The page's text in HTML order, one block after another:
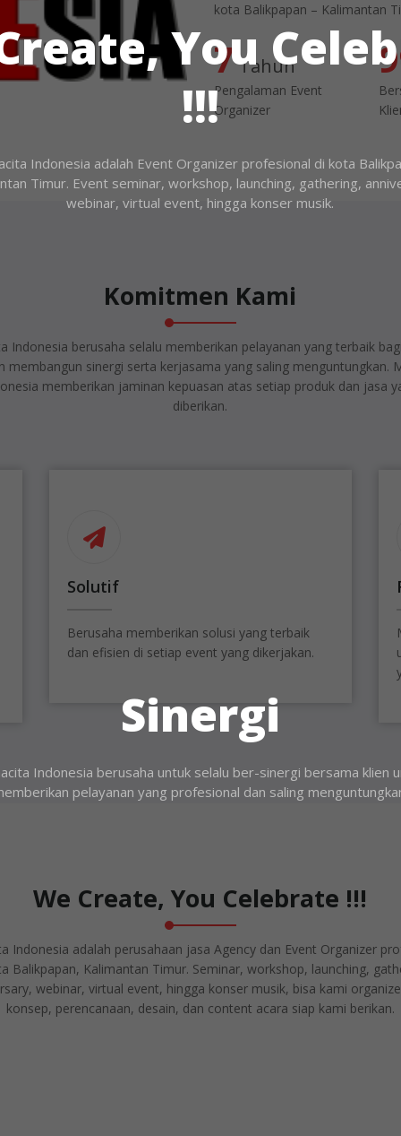
You
!!!
Indonesia adalah Event Organizer profesional di kota
Timur. Event seminar, workshop, launching, gathering,
webinar, virtual event, hingga konser musik.
Sinergi
Indonesia berusaha untuk selalu ber-sinergi bersama klien
pelayanan yang profesional dan saling
kota Balikpapan – Kalimantan
7Tahun
Pengalaman Event
Organizer
Komitmen Kami
Indonesia berusaha selalu memberikan pelayanan yang terbaik
membangun sinergi serta kerjasama yang saling menguntungkan.
memberikan jaminan kepuasan atas setiap produk dan jasa
diberikan.
Solutif
Berusaha memberikan solusi yang terbaik
dan efisien di setiap event yang dikerjakan.
We Create, You Celebrate !!!
Indonesia adalah perusahaan jasa Agency dan Event Organizer
Balikpapan, Kalimantan Timur. Seminar, workshop, launching,
webinar, virtual event, hingga konser musik, bisa kami
konsep, perencanaan, desain, dan content acara siap kami berikan.